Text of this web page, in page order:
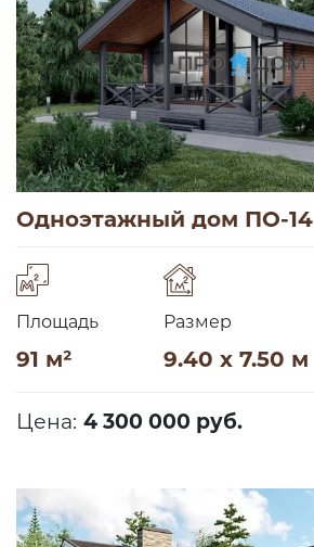
Одноэтажный дом ПО-14
Площадь
91 м²
Размер
9.40 x 7.50 м
Цена: 4 300 000 руб.